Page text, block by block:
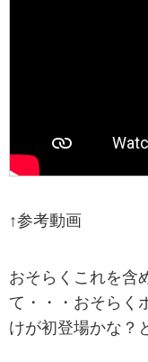
↑参考動画
おそらくこれを含
て・・・おそらく
けが初登場かな？